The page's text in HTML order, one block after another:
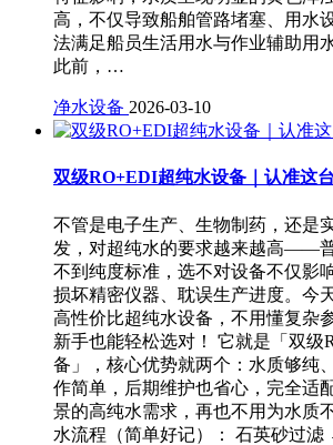
高，不仅导致船舶管路堵塞、用水
法满足船员生活用水与作业辅助用
此前，…
净水设备 2026-03-10
双级RO+EDI超纯水设备｜认准这
不管是电子生产、生物制药，还是
发，对超纯水的要求越来越高——
不到纯度标准，选不对设备不仅影
损坏精密仪器、耽误生产进度。今
高性价比超纯水设备，不用懂复杂
新手也能轻松选对！ 它就是「双级
备」，核心优势就两个：水质够纯
作简单，后期维护也省心，完全适
景的高纯水需求，再也不用为水质
水流程（简单好记）： 石英砂过